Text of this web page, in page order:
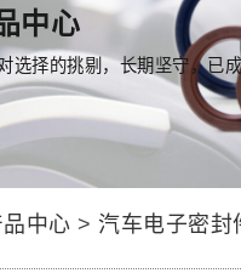
中心
选择的挑剔，长期坚守，已
品中心 > 汽车电子密封